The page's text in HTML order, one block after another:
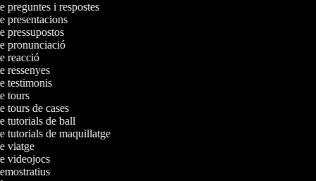
preguntes i respostes
presentacions
pressupostos
pronunciació
reacció
ressenyes
testimonis
tours
tours de cases
tutorials de ball
tutorials de maquillatge
viatge
videojocs